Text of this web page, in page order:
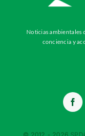
Noticias ambientales
conciencia y
© 2012 - 2026